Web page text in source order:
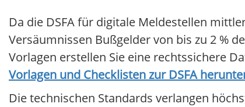
Da die DSFA für digitale Meldestellen
Versäumnissen Bußgelder von bis zu 2 %
Vorlagen erstellen Sie eine rechtssichere
Vorlagen und Checklisten zur DSFA
Die technischen Standards verlangen